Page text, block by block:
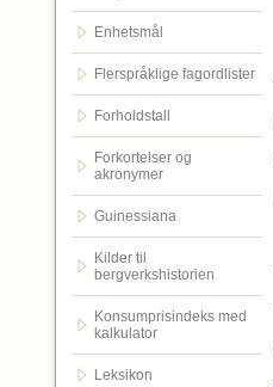
Enhetsmål
Flerspråklige fagordlister
Forholdstall
Forkortelser og
akronymer
Guinessiana
Kilder til
bergverkshistorien
Konsumprisindeks med
kalkulator
Leksikon